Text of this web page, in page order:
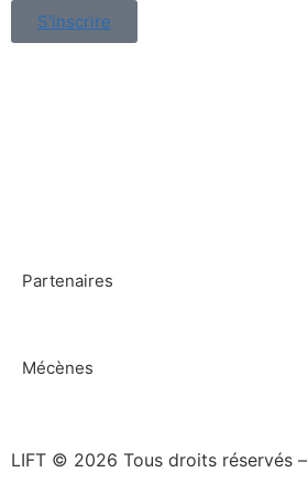
S'inscrire
Partenaires
Mécènes
LIFT © 2026 Tous droits réservés –